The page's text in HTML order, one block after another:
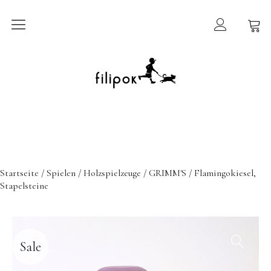
Sommermarkt
New In
Wigiwama
Startseite / Spielen / Holzspielzeuge / GRIMM'S / Flamingokiesel,
Stapelsteine
Sale